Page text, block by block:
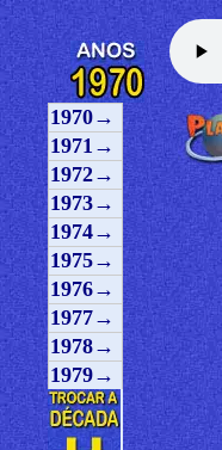
1970→
1971→
1972→
1973→
1974→
1975→
1976→
1977→
1978→
1979→